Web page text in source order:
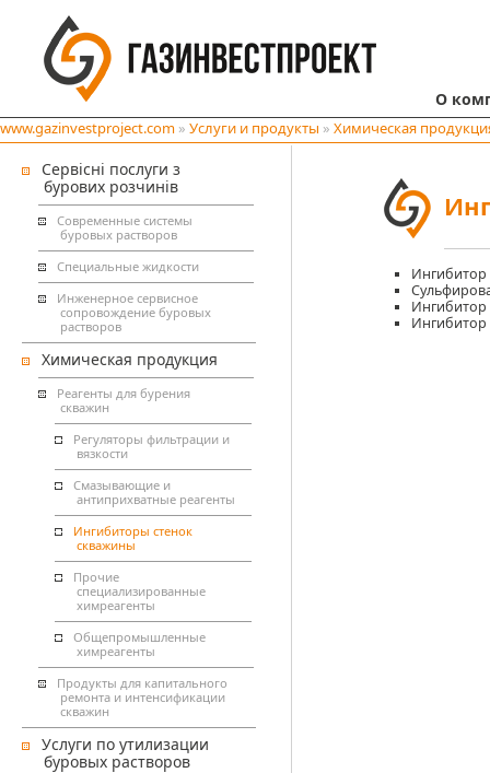
О
www.gazinvestproject.com » Услуги и продукты » Химическая
Сервісні послуги з
бурових розчинів
Современные системы
буровых растворов
Специальные жидкости
Инженерное сервисное
сопровождение буровых
растворов
Химическая продукция
Реагенты для бурения
скважин
Регуляторы фильтрации и
вязкости
Смазывающие и
антиприхватные реагенты
Ингибиторы стенок
скважины
Прочие
специализированные
химреагенты
Общепромышленные
химреагенты
Продукты для капитального
ремонта и интенсификации
скважин
Услуги по утилизации
буровых растворов
Ингибитор
Ингибитор
Ингибитор